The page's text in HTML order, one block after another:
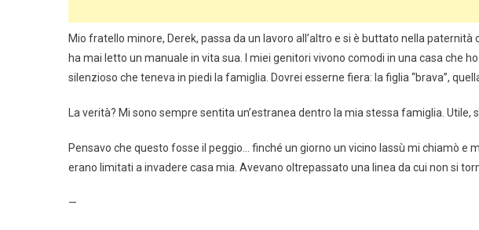
Mio fratello minore, Derek, passa da un lavoro all’altro e si è buttato nella
ha mai letto un manuale in vita sua. I miei genitori vivono comodi in una casa che
silenzioso che teneva in piedi la famiglia. Dovrei esserne fiera: la figlia “brava”,
La verità? Mi sono sempre sentita un’estranea dentro la mia stessa famiglia. Utile,
Pensavo che questo fosse il peggio… finché un giorno un vicino lassù mi chiamò e
erano limitati a invadere casa mia. Avevano oltrepassato una linea da cui non si
—